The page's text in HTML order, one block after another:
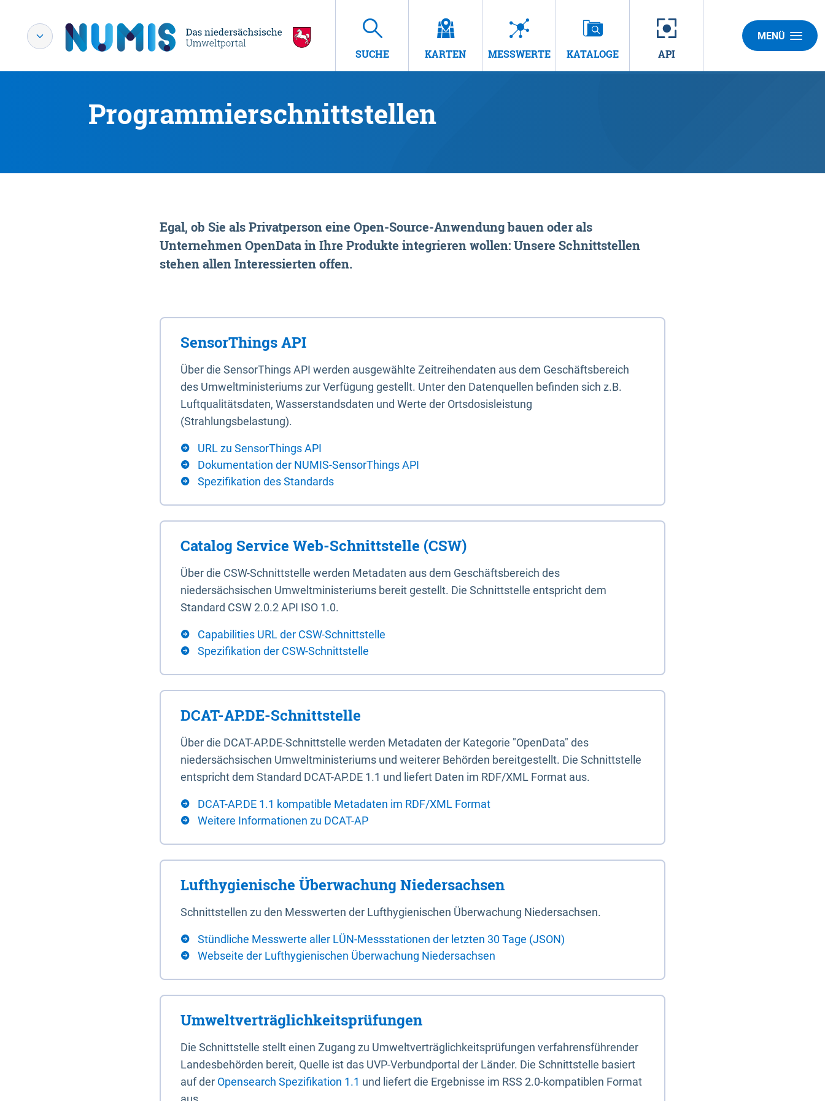
SUCHE KARTEN MESSWERTE KATALOGE API
MENÜ
Programmierschnittstellen
Egal, ob Sie als Privatperson eine Open-Source-Anwendung bauen oder als
Unternehmen OpenData in Ihre Produkte integrieren wollen: Unsere Schnittstellen
stehen allen Interessierten offen.
SensorThings API
Über die SensorThings API werden ausgewählte Zeitreihendaten aus dem Geschäftsbereich
des Umweltministeriums zur Verfügung gestellt. Unter den Datenquellen befinden sich z.B.
Luftqualitätsdaten, Wasserstandsdaten und Werte der Ortsdosisleistung
(Strahlungsbelastung).
URL zu SensorThings API
Dokumentation der NUMIS-SensorThings API
Spezifikation des Standards
Catalog Service Web-Schnittstelle (CSW)
Über die CSW-Schnittstelle werden Metadaten aus dem Geschäftsbereich des
niedersächsischen Umweltministeriums bereit gestellt. Die Schnittstelle entspricht dem
Standard CSW 2.0.2 API ISO 1.0.
Capabilities URL der CSW-Schnittstelle
Spezifikation der CSW-Schnittstelle
DCAT-AP.DE-Schnittstelle
Über die DCAT-AP.DE-Schnittstelle werden Metadaten der Kategorie "OpenData" des
niedersächsischen Umweltministeriums und weiterer Behörden bereitgestellt. Die Schnittstelle
entspricht dem Standard DCAT-AP.DE 1.1 und liefert Daten im RDF/XML Format aus.
DCAT-AP.DE 1.1 kompatible Metadaten im RDF/XML Format
Weitere Informationen zu DCAT-AP
Lufthygienische Überwachung Niedersachsen
Schnittstellen zu den Messwerten der Lufthygienischen Überwachung Niedersachsen.
Stündliche Messwerte aller LÜN-Messstationen der letzten 30 Tage (JSON)
Webseite der Lufthygienischen Überwachung Niedersachsen
Umweltverträglichkeitsprüfungen
Die Schnittstelle stellt einen Zugang zu Umweltverträglichkeitsprüfungen verfahrensführender
Landesbehörden bereit, Quelle ist das UVP-Verbundportal der Länder. Die Schnittstelle basiert
auf der Opensearch Spezifikation 1.1 und liefert die Ergebnisse im RSS 2.0-kompatiblen Format